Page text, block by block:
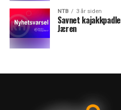
NTB 3 år siden
Savnet
Jæren